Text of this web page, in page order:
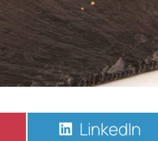
LinkedIn